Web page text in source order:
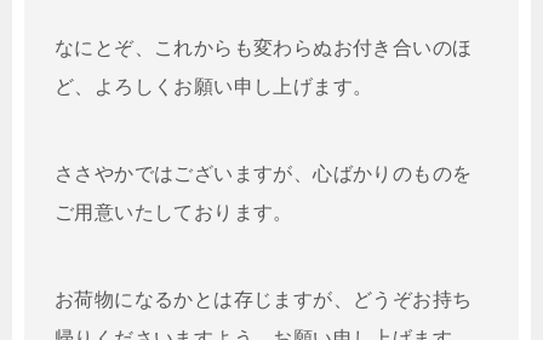
なにとぞ、これからも変わらぬお付き合いのほ
ど、よろしくお願い申し上げます。
ささやかではございますが、心ばかりのものを
ご用意いたしております。
お荷物になるかとは存じますが、どうぞお持ち